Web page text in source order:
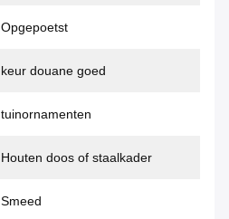
Opgepoetst
keur douane goed
tuinornamenten
Houten doos of staalkader
Smeed